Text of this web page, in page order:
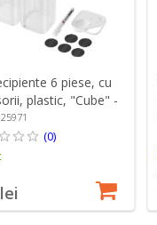
6 piese, cu
plastic, "Cube" -
(0)